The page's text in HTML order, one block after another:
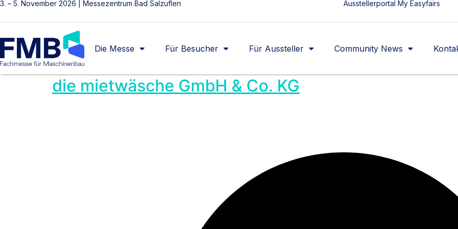
3. – 5. November 2026 | Messezentrum Bad Salzuflen Ausstellerportal My Easyfairs
Die Messe Für Besucher Für Aussteller Community News
die mietwäsche GmbH & Co. KG